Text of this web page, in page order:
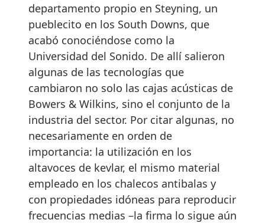
departamento propio en Steyning, un
pueblecito en los South Downs, que
acabó conociéndose como la
Universidad del Sonido. De allí salieron
algunas de las tecnologías que
cambiaron no solo las cajas acústicas de
Bowers & Wilkins, sino el conjunto de la
industria del sector. Por citar algunas, no
necesariamente en orden de
importancia: la utilización en los
altavoces de kevlar, el mismo material
empleado en los chalecos antibalas y
con propiedades idóneas para reproducir
frecuencias medias –la firma lo sigue aún